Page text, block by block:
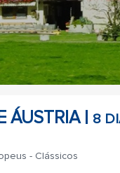
ÁUSTRIA | 8
- Clássicos